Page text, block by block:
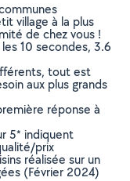
village à la plus
de chez vous !
10 secondes, 3.6
tout est
aux plus grands
réponse à
5* indiquent
prix
réalisée sur un
(Février 2024)